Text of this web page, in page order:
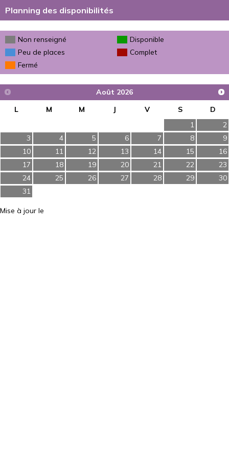
Planning des disponibilités
Non renseigné
Disponible
Peu de places
Complet
Fermé
Août 2026
L
M M J V S
D
1
2
3
4 5 6 7 8
9
10
11 12 13 14 15
16
17
18 19 20 21 22
23
24
25 26 27 28 29
30
31
Mise à jour le